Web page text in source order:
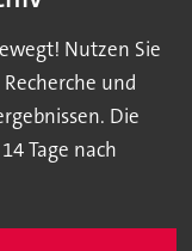
Nutzen Sie
und
Die
Tage nach